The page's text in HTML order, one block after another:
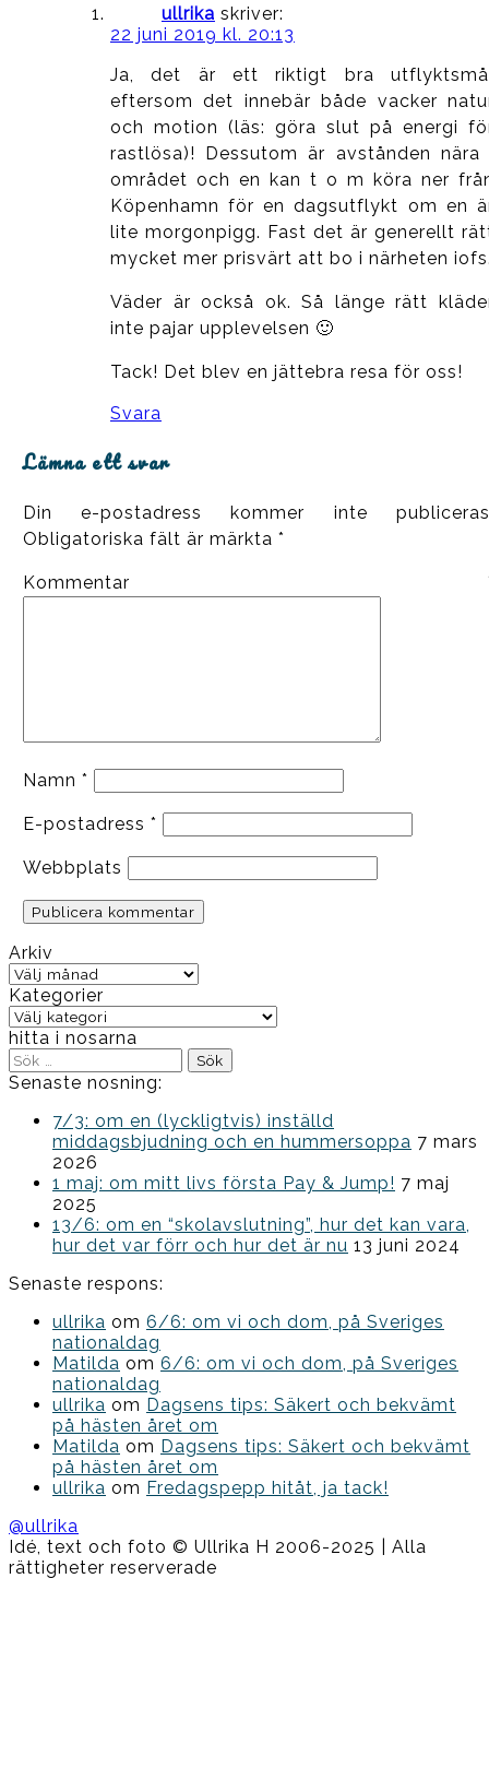
ullrika skriver:
22 juni 2019 kl. 20:13
Ja, det är ett riktigt bra
eftersom det innebär både vacker
och motion (läs: göra slut på energi
rastlösa)! Dessutom är avstånden nära
området och en kan t o m köra ner
Köpenhamn för en dagsutflykt om en
lite morgonpigg. Fast det är generellt
mycket mer prisvärt att bo i närheten
Väder är också ok. Så länge rätt
inte pajar upplevelsen 🙂
Tack! Det blev en jättebra resa för oss!
Svara
Lämna ett svar
Din e-postadress kommer inte
Obligatoriska fält är märkta *
Kommentar
Namn *
E-postadress *
Webbplats
Arkiv
Arkiv
Kategorier
Kategorier
hitta i nosarna
Sök
efter:
Senaste nosning:
7/3: om en (lyckligtvis) inställd
middagsbjudning och en hummersoppa 7 mars
2026
1 maj: om mitt livs första Pay & Jump! 7 maj
2025
13/6: om en “skolavslutning”, hur det kan vara,
hur det var förr och hur det är nu 13 juni 2024
Senaste respons:
ullrika om 6/6: om vi och dom, på Sveriges
nationaldag
Matilda om 6/6: om vi och dom, på Sveriges
nationaldag
ullrika om Dagsens tips: Säkert och bekvämt
på hästen året om
Matilda om Dagsens tips: Säkert och bekvämt
på hästen året om
ullrika om Fredagspepp hitåt, ja tack!
@ullrika
Idé, text och foto © Ullrika H 2006-2025 | Alla
rättigheter reserverade